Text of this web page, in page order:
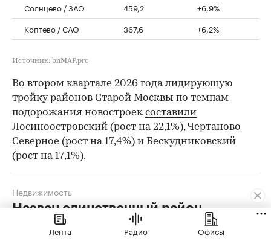
Солнцево / ЗАО
459,2
+6,9%
Коптево / САО
367,6 +6,2%
Источник: bnMAP.pro
Во втором квартале 2026 года лидирующую
тройку районов Старой Москвы по темпам
подорожания новостроек составили
Лосиноостровский (рост на 22,1%), Чертаново
Северное (рост на 17,4%) и Бескудниковский
(рост на 17,1%).
Назван единственный район
Москвы, где новостройки дороже ₽3
млн за кв. м
Недвижимость
Лента Радио Офисы